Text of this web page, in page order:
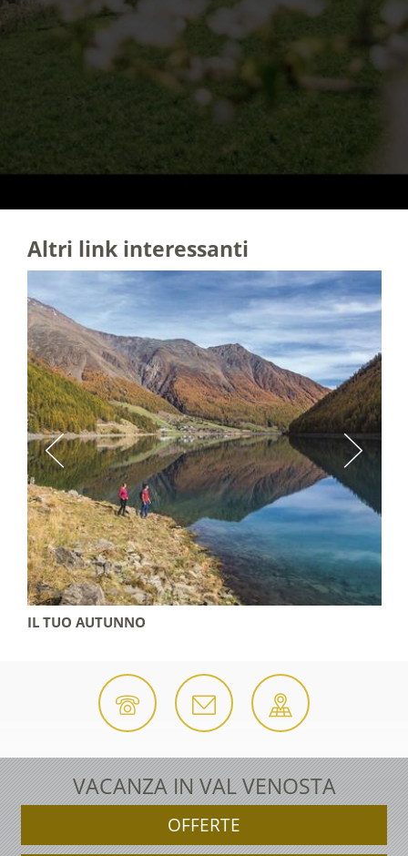
Altri link interessanti
IL TUO AUTUNNO
VACANZA IN VAL VENOSTA
OFFERTE